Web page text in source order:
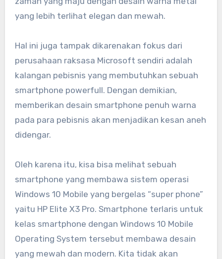
yang lebih terlihat elegan dan mewah.
Hal ini juga tampak dikarenakan fokus dari
perusahaan raksasa Microsoft sendiri adalah
kalangan pebisnis yang membutuhkan sebuah
smartphone powerfull. Dengan demikian,
memberikan desain smartphone penuh warna
pada para pebisnis akan menjadikan kesan aneh
didengar.
Oleh karena itu, kisa bisa melihat sebuah
smartphone yang membawa sistem operasi
Windows 10 Mobile yang bergelas “super phone”
yaitu HP Elite X3 Pro. Smartphone terlaris untuk
kelas smartphone dengan Windows 10 Mobile
Operating System tersebut membawa desain
yang mewah dan modern. Kita tidak akan